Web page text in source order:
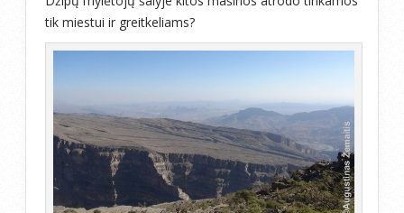
tik miestui ir greitkeliams?